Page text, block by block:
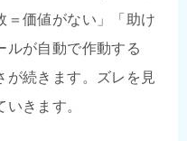
＝価値がない」「助け
ルが自動で作動する
が続きます。ズレを見
きます。